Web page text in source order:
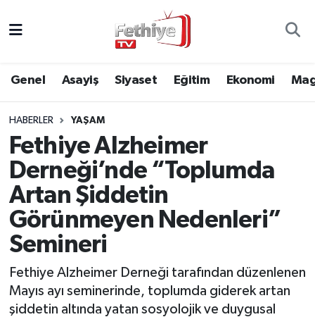
Genel Asayiş Siyaset Eğitim Ekonomi
HABERLER YAŞAM
Fethiye Alzheimer
Derneği’nde “Toplumda
Artan Şiddetin
Görünmeyen Nedenleri”
Semineri
Fethiye Alzheimer Derneği tarafından düzenlenen
Mayıs ayı seminerinde, toplumda giderek artan
şiddetin altında yatan sosyolojik ve duygusal
Asayiş
Eğitim
Ekonomi
Kültür
Magazin
Spor
Muğla Hava Durumu
Muğla Namaz Vakitleri
Muğla Trafik Yoğunluk Haritası
Süper Lig Puan Durumu ve Fikstür
Tüm Manşetler
Son Dakika Haberleri
Haber Arşivi